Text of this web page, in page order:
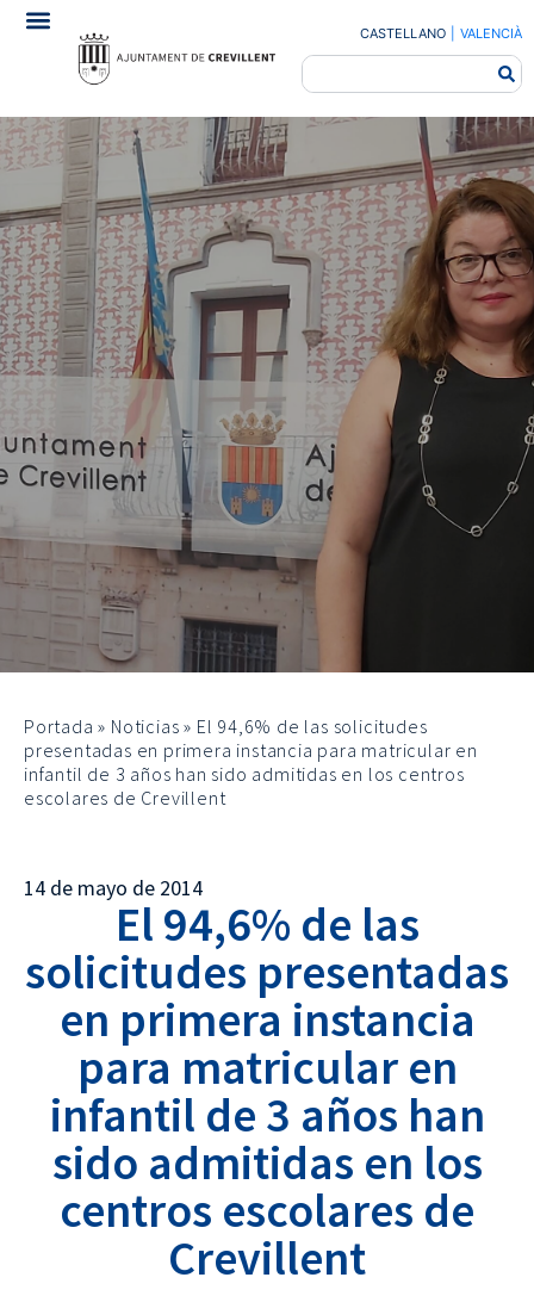
CASTELLANO VALENCIÀ
Portada » Noticias » El 94,6% de las solicitudes
presentadas en primera instancia para matricular en
infantil de 3 años han sido admitidas en los centros
escolares de Crevillent
14 de mayo de 2014
El 94,6% de las
solicitudes presentadas
en primera instancia
para matricular en
infantil de 3 años han
sido admitidas en los
centros escolares de
Crevillent